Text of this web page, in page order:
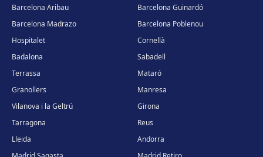
Barcelona Aribau
Barcelona Guinardó
Barcelona Madrazo
Barcelona Poblenou
Hospitalet
Cornellà
Badalona
Sabadell
Terrassa
Mataró
Granollers
Manresa
Vilanova i la Geltrú
Girona
Tarragona
Reus
Lleida
Andorra